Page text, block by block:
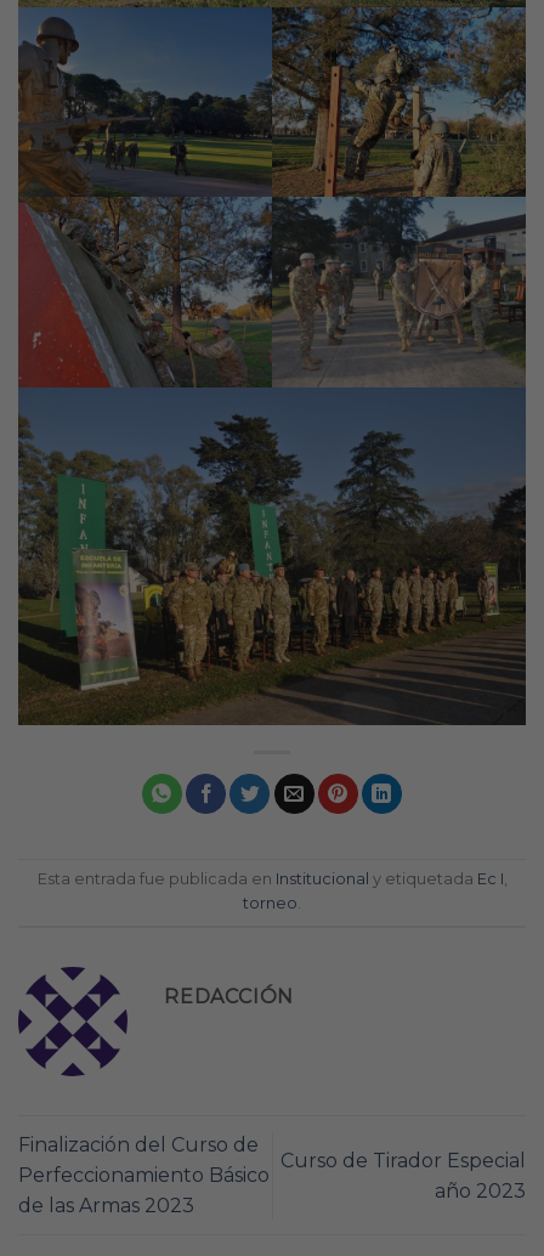
Esta entrada fue publicada en Institucional y etiquetada Ec I,
torneo.
REDACCIÓN
Finalización del Curso de
Perfeccionamiento Básico
de las Armas 2023
Curso de Tirador Especial
año 2023